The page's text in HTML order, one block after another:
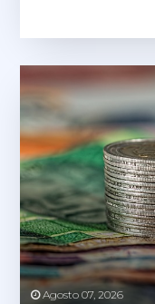
Agosto 07, 2026